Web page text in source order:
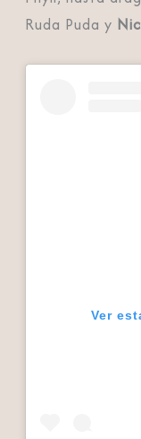
Ruda Puda y
Ver